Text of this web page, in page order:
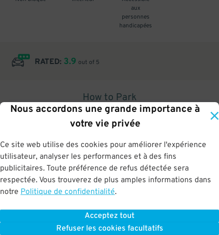
Nous accordons une grande importance à
votre vie privée
Ce site web utilise des cookies pour améliorer l'expérience
utilisateur, analyser les performances et à des fins
publicitaires. Toute préférence de refus détectée sera
respectée. Vous trouverez de plus amples informations dans
notre Politique de confidentialité.
Acceptez tout
Refuser les cookies facultatifs
aux
personnes
handicapées
RATED: 3.9 out of 5
How to Park
Upon arrival, show parking pass to the attendant for validation
BOOK NOW